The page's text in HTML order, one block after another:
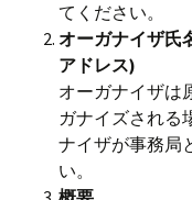
てください。
オーガナイザ氏
アドレス)
オーガナイザは
ガナイズされる
ナイザが事務局
い。